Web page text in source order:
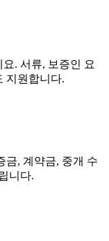
. 서류, 보증인 요
지원합니다.
금, 계약금, 중개 수
니다.